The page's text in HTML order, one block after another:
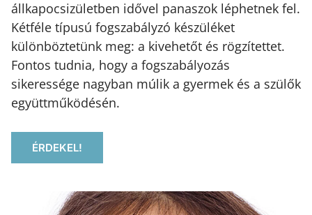
állkapocsizületben idővel panaszok léphetnek fel.
Kétféle típusú fogszabályzó készüléket
különböztetünk meg: a kivehetőt és rögzítettet.
Fontos tudnia, hogy a fogszabályozás
sikeressége nagyban múlik a gyermek és a szülők
együttműködésén.
ÉRDEKEL!